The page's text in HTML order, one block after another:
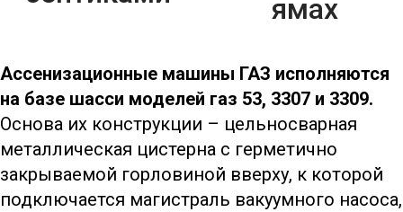
ямах
Ассенизационные машины ГАЗ исполняются
на базе шасси моделей газ 53, 3307 и 3309.
Основа их конструкции – цельносварная
металлическая цистерна с герметично
закрываемой горловиной вверху, к которой
подключается магистраль вакуумного насоса,